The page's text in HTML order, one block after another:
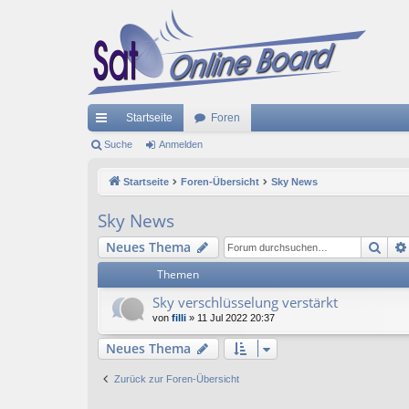
ch
ug
riff
Startseite Foren
Suche Anmelden
Startseite Foren-Übersicht Sky News
Sky News
Neues Thema
Themen
Sky verschlüsselung verstärkt
von filli » 11 Jul 2022 20:37
Neues Thema
Zurück zur Foren-Übersicht